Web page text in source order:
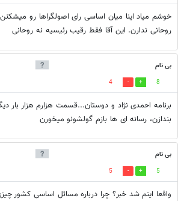
خوشم میاد اینا میان اساسی رای اصولگراها رو
روحانی ندارن. این آقا فقط رقیب رئیسیه نه روحانی
بی نام
8
4
برنامه احمدی نژاد و دوستان...قسمت هزارم هزار بار
بندازن، رسانه ای ها بازم گولشونو میخورن
بی نام
5
5
واقعا اینم شد خبر؟ چرا درباره مسائل اساسی کشور